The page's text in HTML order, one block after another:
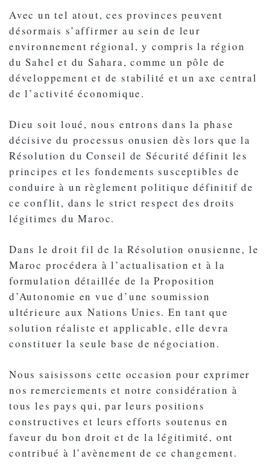
Avec un tel atout, ces provinces peuvent
désormais s’affirmer au sein de leur
environnement régional, y compris la région
du Sahel et du Sahara, comme un pôle de
développement et de stabilité et un axe central
de l’activité économique.
Dieu soit loué, nous entrons dans la phase
décisive du processus onusien dès lors que la
Résolution du Conseil de Sécurité définit les
principes et les fondements susceptibles de
conduire à un règlement politique définitif de
ce conflit, dans le strict respect des droits
légitimes du Maroc.
Dans le droit fil de la Résolution onusienne, le
Maroc procédera à l’actualisation et à la
formulation détaillée de la Proposition
d’Autonomie en vue d’une soumission
ultérieure aux Nations Unies. En tant que
solution réaliste et applicable, elle devra
constituer la seule base de négociation.
Nous saisissons cette occasion pour exprimer
nos remerciements et notre considération à
tous les pays qui, par leurs positions
constructives et leurs efforts soutenus en
faveur du bon droit et de la légitimité, ont
contribué à l’avènement de ce changement.